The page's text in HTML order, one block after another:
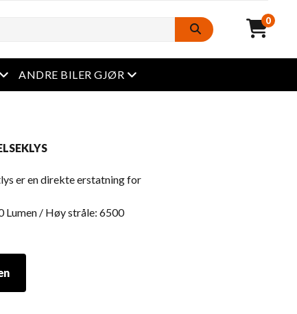
0
Åpen meny
ANDRE BILER GJØR Åpen meny
er en direkte erstatning for
Lumen / Høy stråle: 6500